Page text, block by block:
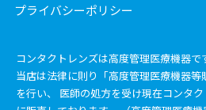
プライバシーポリシー
コンタクトレンズは高度管理医療機器で
当店は法律に則り「高度管理医療機器
を行い、 医師の処方を受け現在コンタ